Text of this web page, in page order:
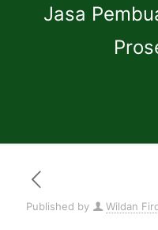
Jasa
Published by Wildan